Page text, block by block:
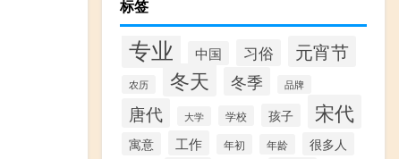
标签
专业 中国 习俗 元宵节
农历 冬天 冬季 品牌
唐代 大学 学校 孩子 宋代
寓意 工作 年初 年龄 很多人